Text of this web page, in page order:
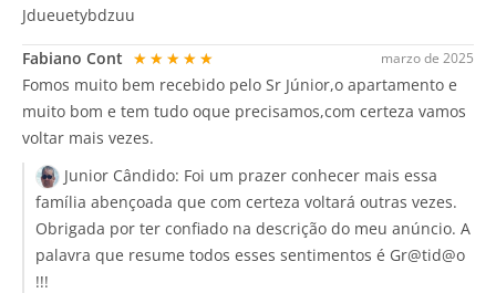
Jdueuetybdzuu
marzo de 2025
Fabiano Cont ★★★★★
Fomos muito bem recebido pelo Sr Júnior,o apartamento e
muito bom e tem tudo oque precisamos,com certeza vamos
voltar mais vezes.
Junior Cândido: Foi um prazer conhecer mais essa
família abençoada que com certeza voltará outras vezes.
Obrigada por ter confiado na descrição do meu anúncio. A
palavra que resume todos esses sentimentos é Gr@tid@o
!!!